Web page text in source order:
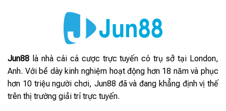
Jun88 là nhà cái cá cược trực tuyến có trụ sở tại London,
Anh. Với bề dày kinh nghiệm hoạt động hơn 18 năm và phục
hơn 10 triệu người chơi, Jun88 đã và đang khẳng định vị thế
trên thị trường giải trí trực tuyến.